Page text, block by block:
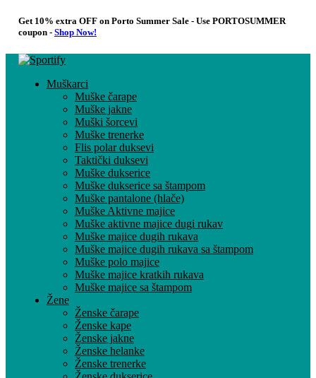
Get 10% extra OFF on Porto Summer Sale - Use PORTOSUMMER
coupon - Shop Now!
Muškarci
Muške čarape
Muške jakne
Muški šorcevi
Muške trenerke
Flis polar duksevi
Taktički duksevi
Muške dukserice
Muške dukserice sa štampom
Muške pantalone (hlače)
Muške Aktivne majice
Muške aktivne majice dugi rukav
Muške majice dugih rukava
Muške majice dugih rukava sa štampom
Muške polo majice
Muške majice kratkih rukava
Muške majice sa štampom
Žene
Ženske čarape
Ženske kape
Ženske jakne
Ženske helanke
Ženske trenerke